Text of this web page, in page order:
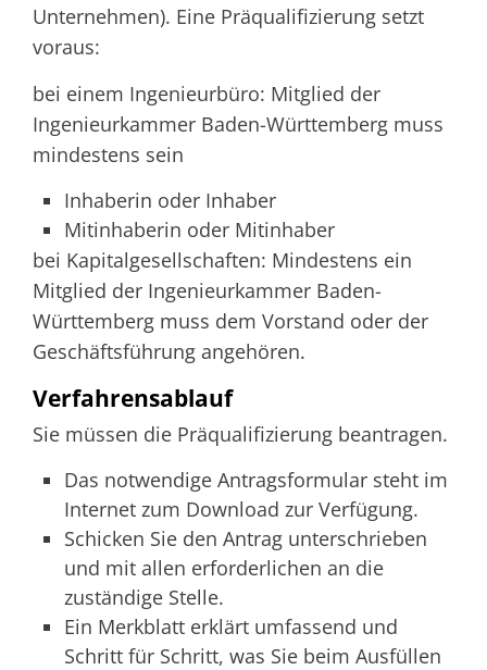
Unternehmen). Eine Präqualifizierung setzt
voraus:
bei einem Ingenieurbüro: Mitglied der
Ingenieurkammer Baden-Württemberg muss
mindestens sein
Inhaberin oder Inhaber
Mitinhaberin oder Mitinhaber
bei Kapitalgesellschaften: Mindestens ein
Mitglied der Ingenieurkammer Baden-
Württemberg muss dem Vorstand oder der
Geschäftsführung angehören.
Verfahrensablauf
Sie müssen die Präqualifizierung beantragen.
Das notwendige Antragsformular steht im
Internet zum Download zur Verfügung.
Schicken Sie den Antrag unterschrieben
und mit allen erforderlichen an die
zuständige Stelle.
Ein Merkblatt erklärt umfassend und
Schritt für Schritt, was Sie beim Ausfüllen